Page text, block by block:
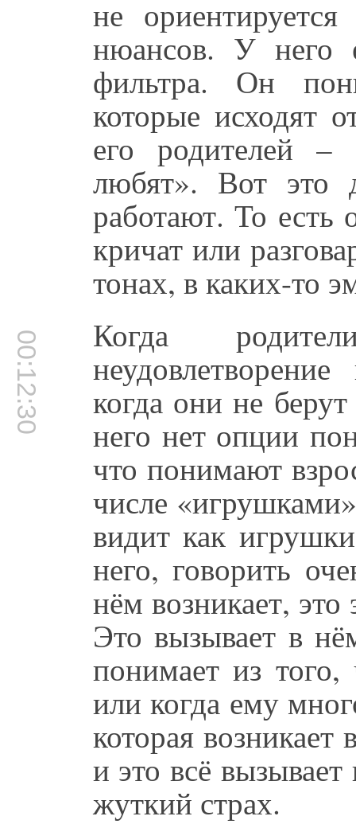
не
нюансов. У него
фильтра. Он
которые исходят
его родителей
любят». Вот это
работают. То есть
кричат или
тонах, в каких-то
00:12:30 Когда
когда они не
него нет опции
что понимают
числе
видит как
него, говорить
нём возникает,
Это вызывает в
понимает из
или когда ему
которая
и это всё
жуткий страх.